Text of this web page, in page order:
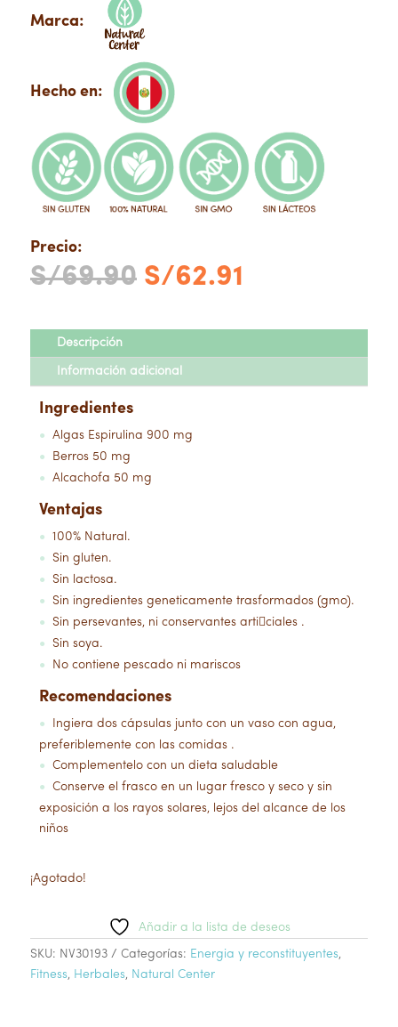
Marca:
Hecho en:
Precio:
S/69.90 El
era:
S/69.90.
S/62.91
es:
S/62.91.
Descripción
Información adicional
Ingredientes
● Algas Espirulina 900 mg
● Berros 50 mg
● Alcachofa 50 mg
Ventajas
● 100% Natural.
● Sin gluten.
● Sin lactosa.
● Sin ingredientes geneticamente trasformados (gmo).
● Sin persevantes, ni conservantes articiales .
● Sin soya.
● No contiene pescado ni mariscos
Recomendaciones
●
Ingiera dos cápsulas junto con un vaso con agua,
preferiblemente con las comidas .
● Complementelo con un dieta saludable
●
Conserve el frasco en un lugar fresco y seco y sin
exposición a los rayos solares, lejos del alcance de los
niños
¡Agotado!
Añadir a la lista de deseos
SKU: NV30193 Categorías: Energia y reconstituyentes,
Fitness, Herbales, Natural Center